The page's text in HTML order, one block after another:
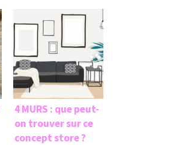
4 MURS : que peut-
on trouver sur ce
concept store ?